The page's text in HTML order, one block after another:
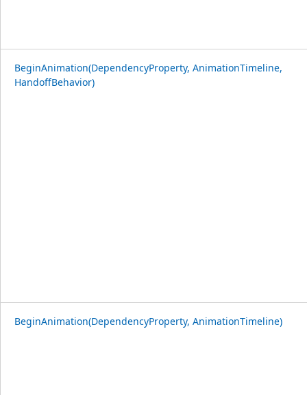
BeginAnimation(DependencyProperty, AnimationTimeline,
HandoffBehavior)
BeginAnimation(DependencyProperty, AnimationTimeline)